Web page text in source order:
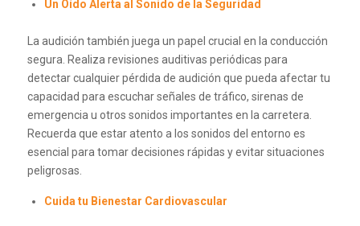
Un Oído Alerta al Sonido de la Seguridad
La audición también juega un papel crucial en la conducción
segura. Realiza revisiones auditivas periódicas para
detectar cualquier pérdida de audición que pueda afectar tu
capacidad para escuchar señales de tráfico, sirenas de
emergencia u otros sonidos importantes en la carretera.
Recuerda que estar atento a los sonidos del entorno es
esencial para tomar decisiones rápidas y evitar situaciones
peligrosas.
Cuida tu Bienestar Cardiovascular